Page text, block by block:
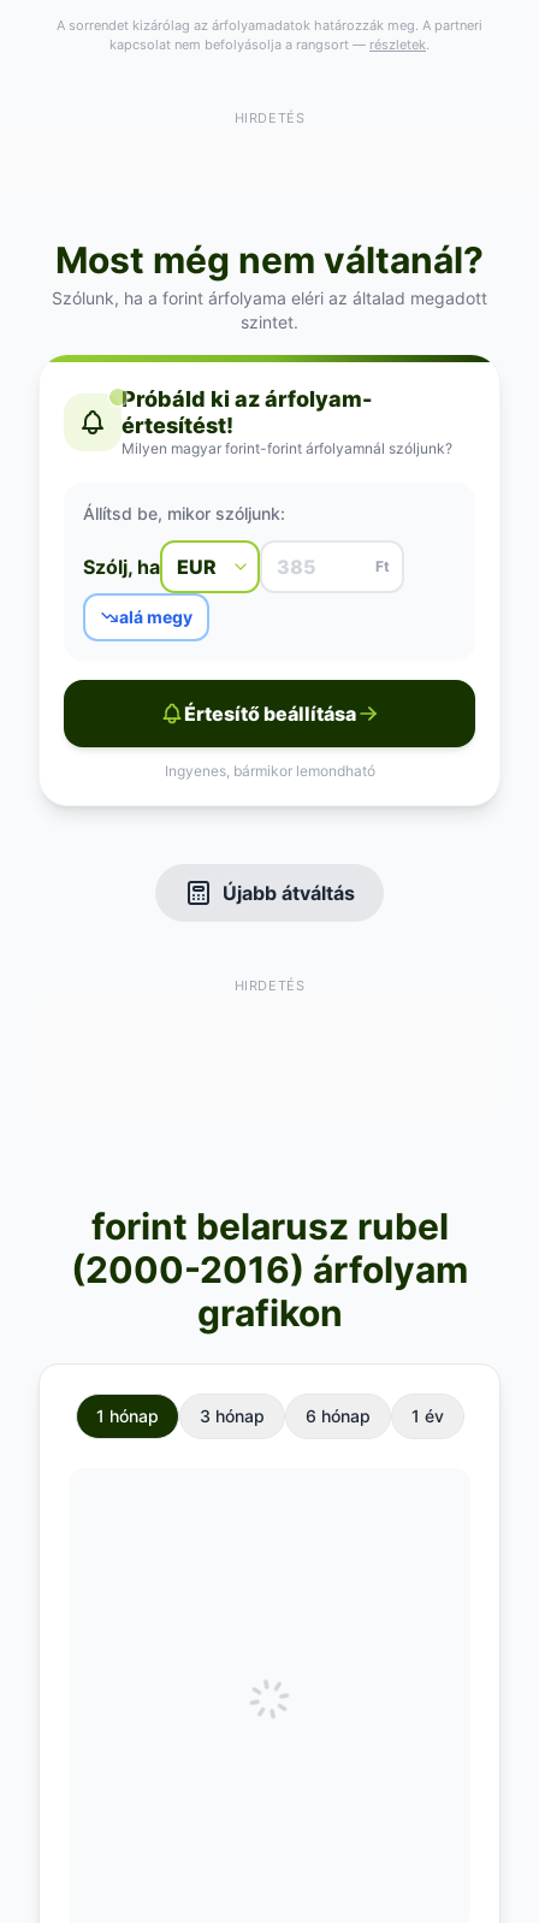
A sorrendet kizárólag az árfolyamadatok határozzák meg. A partneri
kapcsolat nem befolyásolja a rangsort — részletek
HIRDETÉS
Most még nem váltanál?
Szólunk, ha a forint árfolyama eléri az általad megadott
szintet.
Próbáld ki az árfolyam-
értesítést!
Milyen magyar forint-forint árfolyamnál szóljunk?
Állítsd be, mikor szóljunk:
Szólj, ha Ft
alá megy
Értesítő beállítása
Ingyenes, bármikor lemondható
Újabb átváltás
HIRDETÉS
forint belarusz rubel
(2000-2016) árfolyam
grafikon
1 hónap 3 hónap 6 hónap 1 év